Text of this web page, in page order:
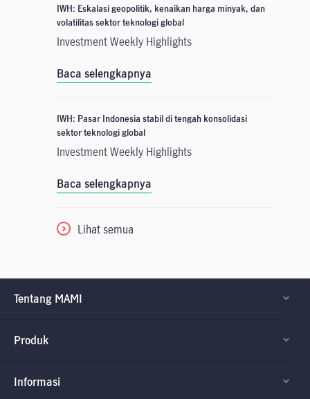
IWH: Eskalasi geopolitik, kenaikan harga minyak, dan
volatilitas sektor teknologi global
Investment Weekly Highlights
Baca selengkapnya
IWH: Pasar Indonesia stabil di tengah konsolidasi
sektor teknologi global
Investment Weekly Highlights
Baca selengkapnya
Lihat semua
Tentang MAMI
Produk
Informasi